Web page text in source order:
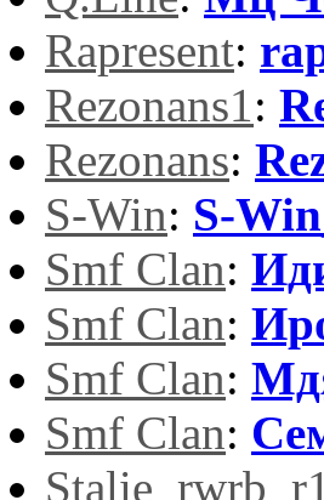
Rapresent:
Rezonans1:
Rezonans:
S-Win: S-
Smf Clan:
Smf Clan:
Smf Clan:
Smf Clan: